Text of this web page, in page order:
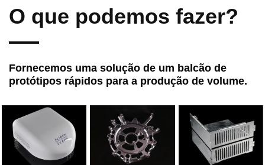
O que podemos fazer?
Fornecemos uma solução de um balcão de
protótipos rápidos para a produção de volume.